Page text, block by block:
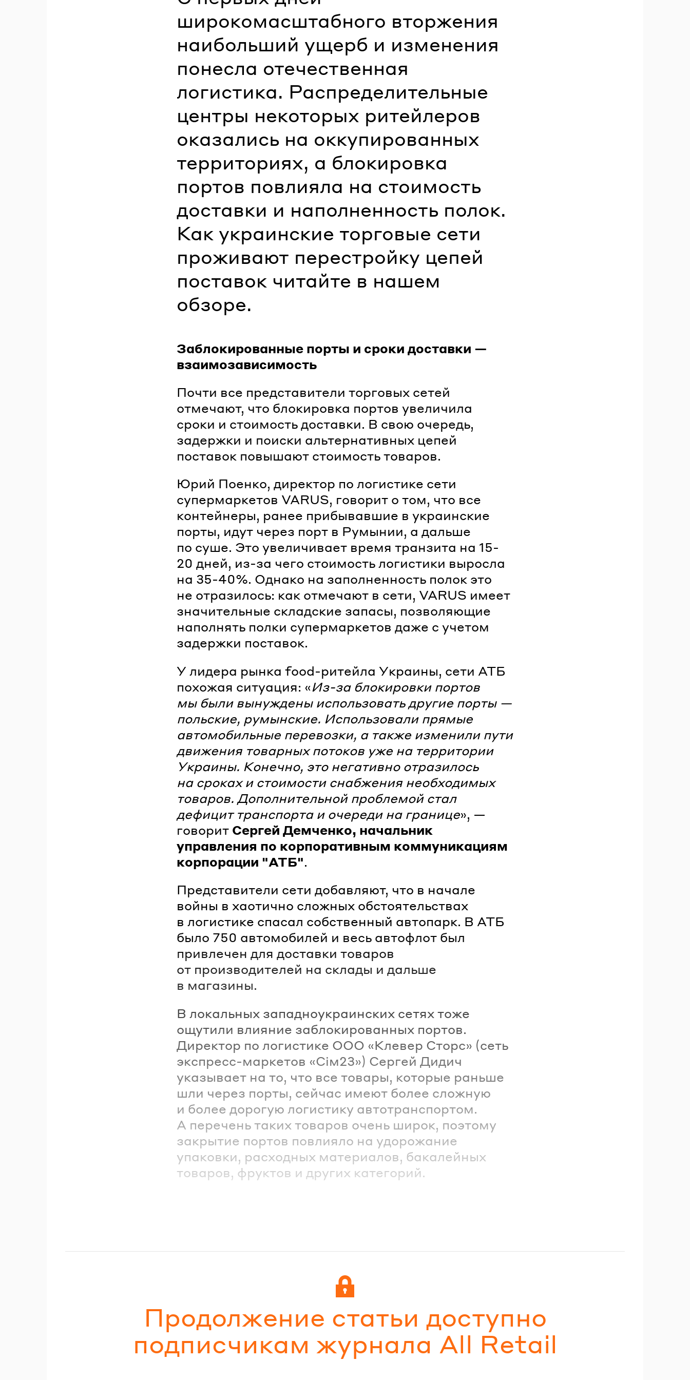
широкомасштабного вторжения
наибольший ущерб и изменения
понесла отечественная
логистика. Распределительные
центры некоторых ритейлеров
оказались на оккупированных
территориях, а блокировка
портов повлияла на стоимость
доставки и наполненность полок.
Как украинские торговые сети
проживают перестройку цепей
поставок читайте в нашем
обзоре.
Заблокированные порты и сроки доставки —
взаимозависимость
Почти все представители торговых сетей
отмечают, что блокировка портов увеличила
сроки и стоимость доставки. В свою очередь,
задержки и поиски альтернативных цепей
поставок повышают стоимость товаров.
Юрий Поенко, директор по логистике сети
супермаркетов VARUS, говорит о том, что все
контейнеры, ранее прибывавшие в украинские
порты, идут через порт в Румынии, а дальше
по суше. Это увеличивает время транзита на 15-
20 дней, из-за чего стоимость логистики выросла
на 35-40%. Однако на заполненность полок это
не отразилось: как отмечают в сети, VARUS имеет
значительные складские запасы, позволяющие
наполнять полки супермаркетов даже с учетом
задержки поставок.
У лидера рынка food-ритейла Украины, сети АТБ
похожая ситуация: «Из-за блокировки портов
мы были вынуждены использовать другие порты —
польские, румынские. Использовали прямые
автомобильные перевозки, а также изменили пути
движения товарных потоков уже на территории
Украины. Конечно, это негативно отразилось
на сроках и стоимости снабжения необходимых
товаров. Дополнительной проблемой стал
дефицит транспорта и очереди на границе», —
говорит Сергей Демченко, начальник
управления по корпоративным коммуникациям
корпорации "АТБ".
Представители сети добавляют, что в начале
войны в хаотично сложных обстоятельствах
в логистике спасал собственный автопарк. В АТБ
было 750 автомобилей и весь автофлот был
привлечен для доставки товаров
от производителей на склады и дальше
в магазины.
В локальных западноукраинских сетях тоже
ощутили влияние заблокированных портов.
Директор по логистике ООО «Клевер Сторс» (сеть
экспресс-маркетов «Сім23») Сергей Дидич
указывает на то, что все товары, которые раньше
шли через порты, сейчас имеют более сложную
и более дорогую логистику автотранспортом.
А перечень таких товаров очень широк, поэтому
закрытие портов повлияло на удорожание
упаковки, расходных материалов, бакалейных
товаров, фруктов и других категорий.
Продолжение статьи доступно
подписчикам журнала All Retail